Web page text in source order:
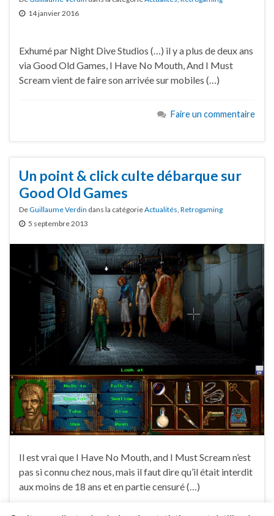
14 janvier 2016
Exhumé par Night Dive Studios (…) il y a plus de deux ans
via Good Old Games, I Have No Mouth, And I Must
Scream vient de faire son arrivée sur mobiles (…)
Faire un commentaire
Un point & click culte débarque sur
Good Old Games
DeGuillaume Verdin dans la catégorieActualités, Retrogaming
5 septembre 2013
Il est vrai que I Have No Mouth, and I Must Scream n’est
pas si connu chez nous, mais il faut dire qu’il était interdit
aux moins de 18 ans et en partie censuré (…)